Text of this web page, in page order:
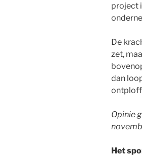
project
De
zet,
dan
Opinie
Het